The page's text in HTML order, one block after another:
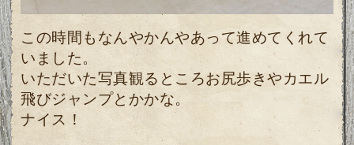
この時間もなんやかんやあって進めてくれて
いました。
いただいた写真観るところお尻歩きやカエル
飛びジャンプとかかな。
ナイス！